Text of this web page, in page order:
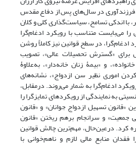
در سال‌های پس از دفاع مقدس
با اندکی تسامح، سیاست‌گذاری کلی و کلان
می‌بایست متناسب با رویکرد ادغام‌گرا
ادغام‌گرا، در سطح قوانین نیز کاملاً روشن
برای «گسترش تحصیلات عالی»، تصویب
و «بیمۀ زنان خانه‌دار»، به‌علاوۀ
اموری نظیر سن ازدواج»، نشانه‌های
ادغام‌گرا به شمار می‌روند. درمقابل،
به نمایندگی از رویکردهای تمایز‌گرا را
«قانونتسهیلازدواج جوانان» و «قانون
جمعیت» و سرانجام برهم ‌ریختن «قانون
کرد. درعین‌حال، مهم‌ترین چالش قوانین
فقدان منابع مالی لازم و ناهم‌خوانی با